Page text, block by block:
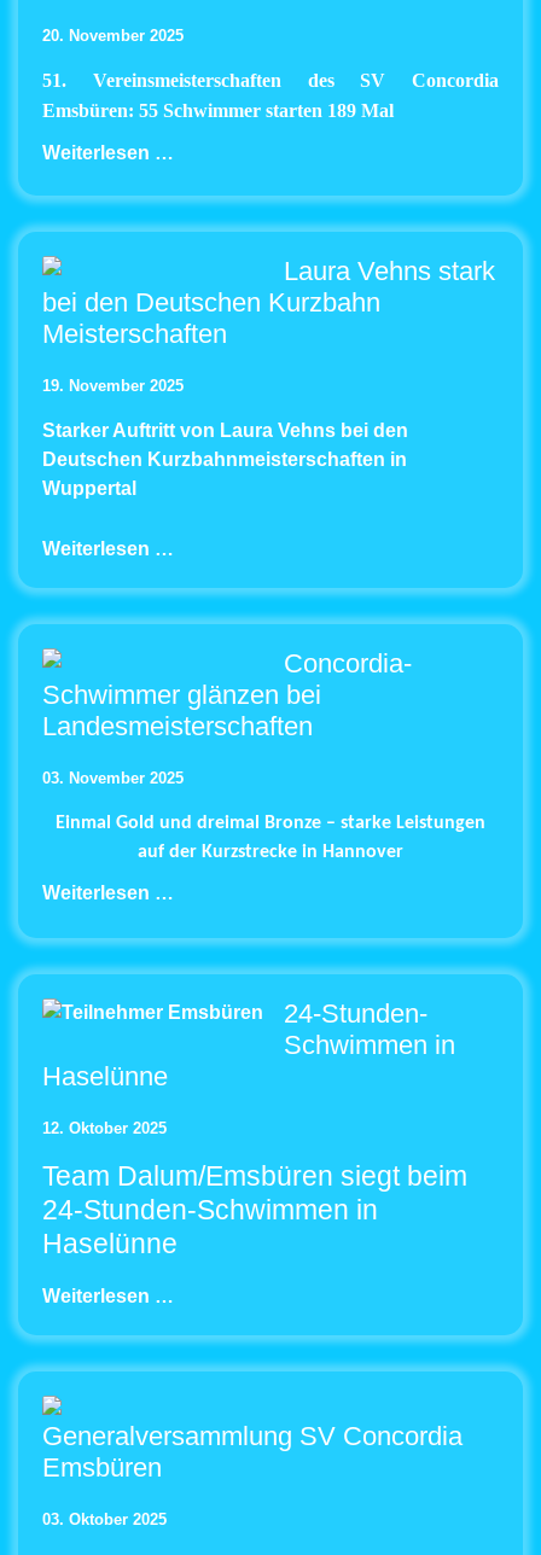
20. November 2025
51. Vereinsmeisterschaften des SV Concordia
Emsbüren: 55 Schwimmer starten 189 Mal
Weiterlesen …
Laura Vehns stark
bei den Deutschen Kurzbahn
Meisterschaften
19. November 2025
Starker Auftritt von Laura Vehns bei den
Deutschen Kurzbahnmeisterschaften in
Wuppertal
Weiterlesen …
Concordia-
Schwimmer glänzen bei
Landesmeisterschaften
03. November 2025
Einmal Gold und dreimal Bronze – starke Leistungen
auf der Kurzstrecke in Hannover
Weiterlesen …
24-Stunden-
Schwimmen in
Haselünne
12. Oktober 2025
Team Dalum/Emsbüren siegt beim
24-Stunden-Schwimmen in
Haselünne
Weiterlesen …
Generalversammlung SV Concordia
Emsbüren
03. Oktober 2025